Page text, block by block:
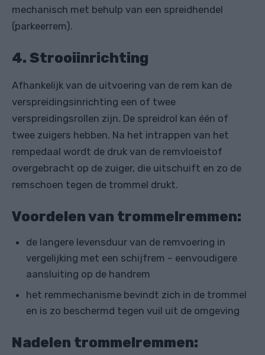
mechanisch met behulp van een spreidhendel
(parkeerrem).
4. Strooiinrichting
Afhankelijk van de uitvoering van de rem kan de
verspreidingsinrichting een of twee
verspreidingsrollen zijn. De spreidrol kan één of
twee zuigers hebben. Na het intrappen van het
rempedaal wordt de druk van de remvloeistof
overgebracht op de zuiger, die uitschuift en zo de
remschoen tegen de trommel drukt.
Voordelen van trommelremmen:
de langere levensduur van de remvoering in
vergelijking met een schijfrem – eenvoudigere
aansluiting op de handrem
het remmechanisme bevindt zich in de trommel
en is zo beschermd tegen vuil uit de omgeving
Nadelen trommelremmen: